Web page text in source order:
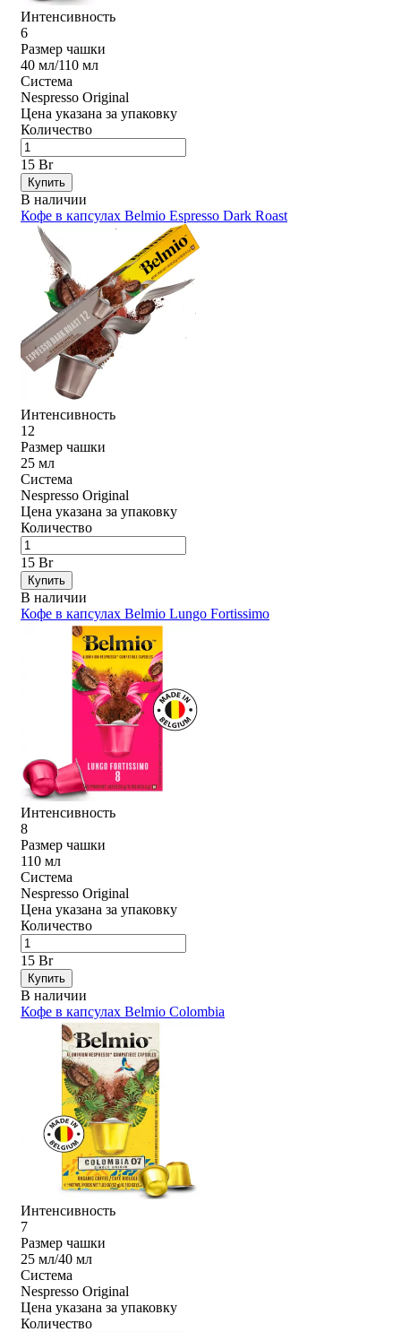
Интенсивность
6
Размер чашки
40 мл/110 мл
Система
Nespresso Original
Цена указана за упаковку
Количество
15 Br
Купить
В наличии
Кофе в капсулах Belmio Espresso Dark Roast
Интенсивность
12
Размер чашки
25 мл
Система
Nespresso Original
Цена указана за упаковку
Количество
15 Br
Купить
В наличии
Кофе в капсулах Belmio Lungo Fortissimo
Интенсивность
8
Размер чашки
110 мл
Система
Nespresso Original
Цена указана за упаковку
Количество
15 Br
Купить
В наличии
Кофе в капсулах Belmio Colombia
Интенсивность
7
Размер чашки
25 мл/40 мл
Система
Nespresso Original
Цена указана за упаковку
Количество